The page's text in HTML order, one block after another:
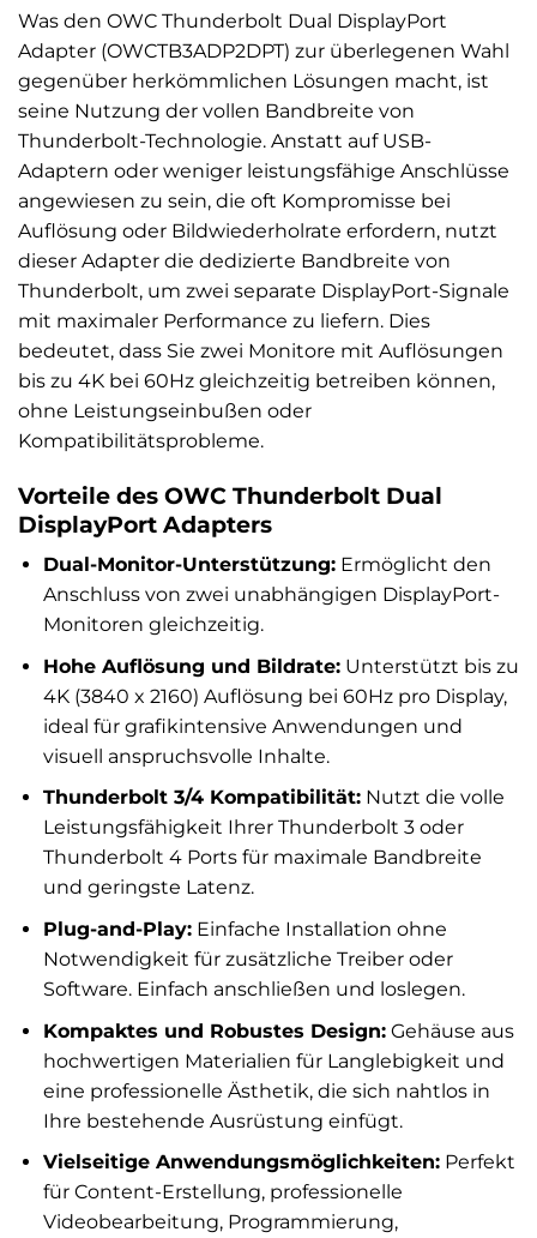
Was den OWC Thunderbolt Dual DisplayPort
Adapter (OWCTB3ADP2DPT) zur überlegenen Wahl
gegenüber herkömmlichen Lösungen macht, ist
seine Nutzung der vollen Bandbreite von
Thunderbolt-Technologie. Anstatt auf USB-
Adaptern oder weniger leistungsfähige Anschlüsse
angewiesen zu sein, die oft Kompromisse bei
Auflösung oder Bildwiederholrate erfordern, nutzt
dieser Adapter die dedizierte Bandbreite von
Thunderbolt, um zwei separate DisplayPort-Signale
mit maximaler Performance zu liefern. Dies
bedeutet, dass Sie zwei Monitore mit Auflösungen
bis zu 4K bei 60Hz gleichzeitig betreiben können,
ohne Leistungseinbußen oder
Kompatibilitätsprobleme.
Vorteile des OWC Thunderbolt Dual
DisplayPort Adapters
Dual-Monitor-Unterstützung:Ermöglicht den
Anschluss von zwei unabhängigen DisplayPort-
Monitoren gleichzeitig.
Hohe Auflösung und Bildrate:Unterstützt bis zu
4K (3840 x 2160) Auflösung bei 60Hz pro Display,
ideal für grafikintensive Anwendungen und
visuell anspruchsvolle Inhalte.
Thunderbolt 3/4 Kompatibilität:Nutzt die volle
Leistungsfähigkeit Ihrer Thunderbolt 3 oder
Thunderbolt 4 Ports für maximale Bandbreite
und geringste Latenz.
Plug-and-Play:Einfache Installation ohne
Notwendigkeit für zusätzliche Treiber oder
Software. Einfach anschließen und loslegen.
Kompaktes und Robustes Design:Gehäuse aus
hochwertigen Materialien für Langlebigkeit und
eine professionelle Ästhetik, die sich nahtlos in
Ihre bestehende Ausrüstung einfügt.
Vielseitige Anwendungsmöglichkeiten:Perfekt
für Content-Erstellung, professionelle
Videobearbeitung, Programmierung,